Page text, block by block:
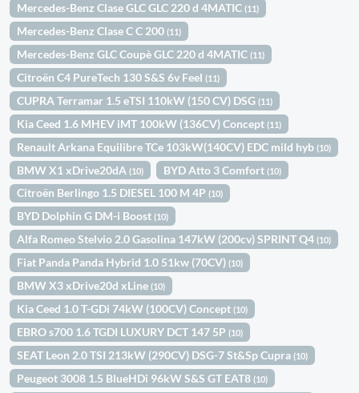
Mercedes-Benz Clase GLC GLC 220 d 4MATIC(11)
Mercedes-Benz Clase C C 200(11)
Mercedes-Benz GLC Coupè GLC 220 d 4MATIC(11)
Citroën C4 PureTech 130 S&S 6v Feel(11)
CUPRA Terramar 1.5 eTSI 110kW (150 CV) DSG(11)
Kia Ceed 1.6 MHEV iMT 100kW (136CV) Concept(11)
Renault Arkana Equilibre TCe 103kW(140CV) EDC mild hyb(10)
BMW X1 xDrive20dA(10) BYD Atto 3 Comfort(10)
Citroën Berlingo 1.5 DIESEL 100 M 4P(10)
BYD Dolphin G DM-i Boost(10)
Alfa Romeo Stelvio 2.0 Gasolina 147kW (200cv) SPRINT Q4(10)
Fiat Panda Panda Hybrid 1.0 51kw (70CV)(10)
BMW X3 xDrive20d xLine(10)
Kia Ceed 1.0 T-GDi 74kW (100CV) Concept(10)
EBRO s700 1.6 TGDI LUXURY DCT 147 5P(10)
SEAT Leon 2.0 TSI 213kW (290CV) DSG-7 St&Sp Cupra(10)
Peugeot 3008 1.5 BlueHDi 96kW S&S GT EAT8(10)